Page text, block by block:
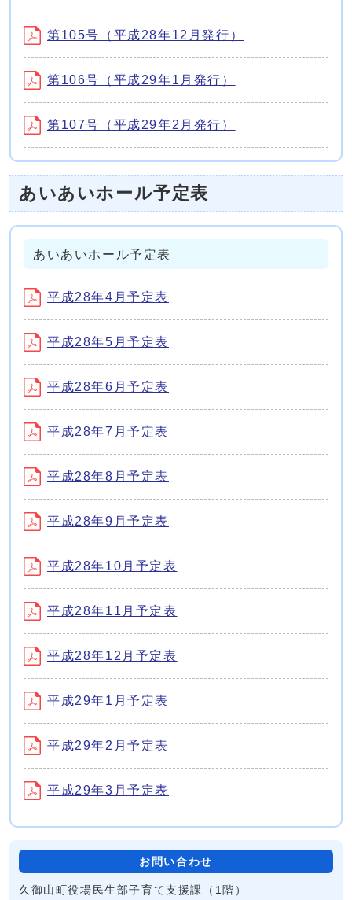
第105号（平成28年12月発行）
第106号（平成29年1月発行）
第107号（平成29年2月発行）
あいあいホール予定表
あいあいホール予定表
平成28年4月予定表
平成28年5月予定表
平成28年6月予定表
平成28年7月予定表
平成28年8月予定表
平成28年9月予定表
平成28年10月予定表
平成28年11月予定表
平成28年12月予定表
平成29年1月予定表
平成29年2月予定表
平成29年3月予定表
お問い合わせ
久御山町役場民生部子育て支援課（1階）